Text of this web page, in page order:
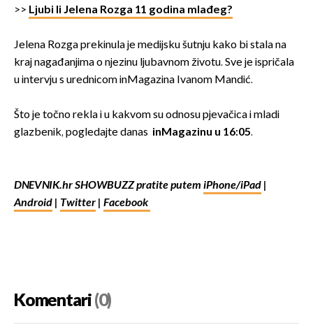
>> Ljubi li Jelena Rozga 11 godina mlađeg?
Jelena Rozga prekinula je medijsku šutnju kako bi stala na
kraj nagađanjima o njezinu ljubavnom životu. Sve je ispričala
u intervju s urednicom inMagazina Ivanom Mandić.
Što je točno rekla i u kakvom su odnosu pjevačica i mladi
glazbenik, pogledajte danas inMagazinu u 16:05.
DNEVNIK.hr SHOWBUZZ pratite putem iPhone/iPad |
Android | Twitter | Facebook
Komentari(0)